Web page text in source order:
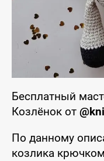
Бесплатный
Козлёнок от
По данному
козлика